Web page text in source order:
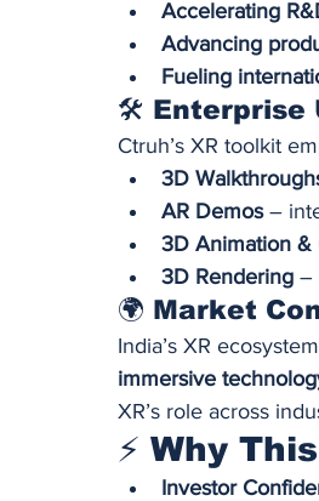
Accelerating
Advancing
Fueling
🛠️ Enterprise
Ctruh’s XR toolkit
3D
AR Demos –
3D Animation &
3D Rendering –
🌍 Market
India’s XR
immersive
XR’s role across
⚡ Why
Investor